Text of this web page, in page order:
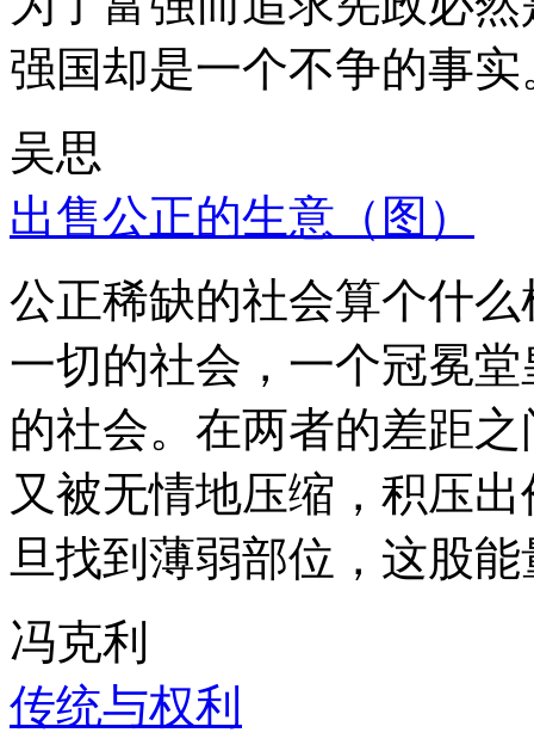
强国却是一个不争的事实
吴思
出售公正的生意（图）
公正稀缺的社会算个什
一切的社会，一个冠冕
的社会。在两者的差距
又被无情地压缩，积压
旦找到薄弱部位，这股
冯克利
传统与权利